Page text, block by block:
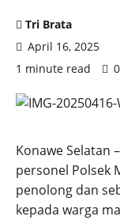
Tri Brata
April 16, 2025
1 minute read
0
Konawe Selatan
personel Polsek
penolong dan
kepada warga